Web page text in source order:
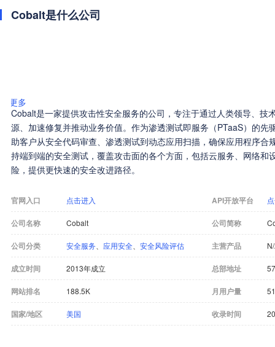
Cobalt是什么公司
更多
Cobalt是一家提供攻击性安全服务的公司，专注于通过人类领导、技
源、加速修复并推动业务价值。作为渗透测试即服务（PTaaS）的先
助客户从安全代码审查、渗透测试到动态应用扫描，确保应用程序合
持端到端的安全测试，覆盖攻击面的各个方面，包括云服务、网络和
险，提供更快速的安全改进路径。
官网入口 点击进入 API开放平台
公司名称 Cobalt 公司简称
公司分类 安全服务 应用安全 安全风险评估 主营产品
成立时间 2013年成立 总部地址
网站排名 188.5K 月用户量
国家/地区 美国 收录时间